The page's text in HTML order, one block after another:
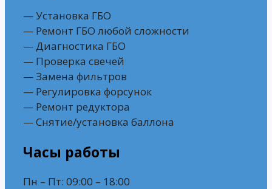
— Установка ГБО
— Ремонт ГБО любой сложности
— Диагностика ГБО
— Проверка свечей
— Замена фильтров
— Регулировка форсунок
— Ремонт редуктора
— Снятие/установка баллона
Часы работы
Пн – Пт: 09:00 – 18:00